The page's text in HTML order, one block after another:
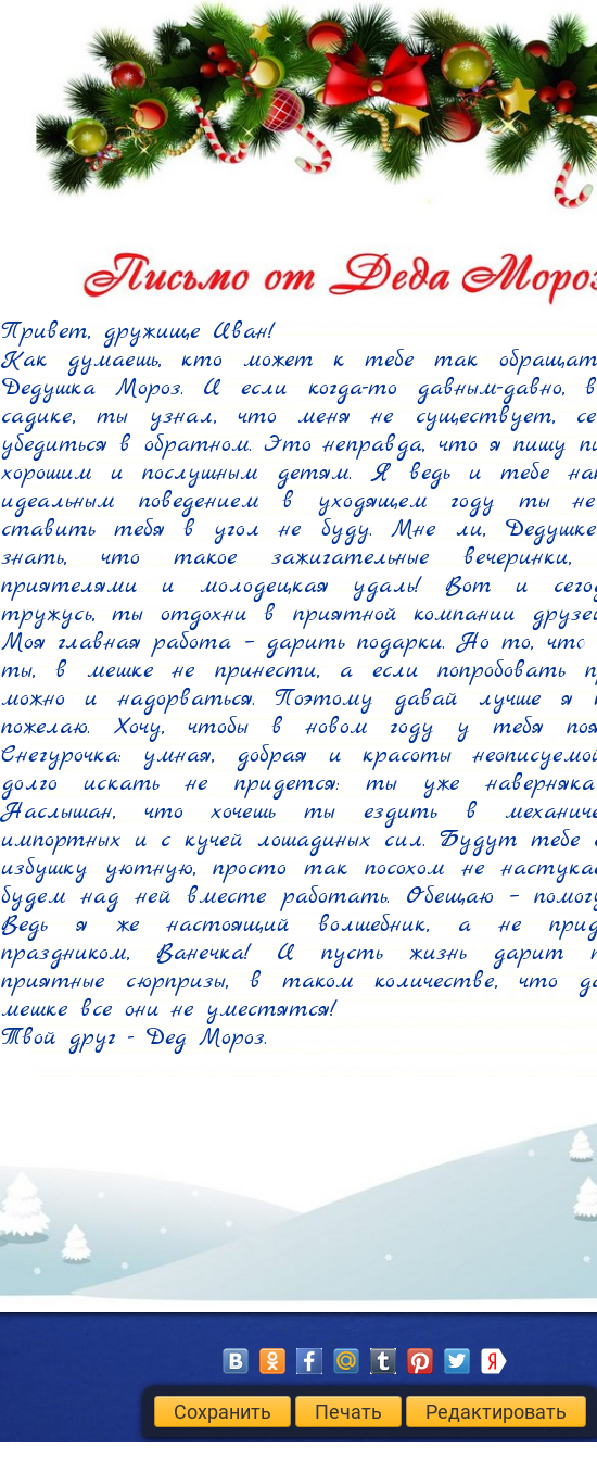
Привет, дружище Иван!
Как думаешь, кто может к тебе так
Дедушка Мороз. И если когда-то давным-давно,
садике, ты узнал, что меня не существует,
убедиться в обратном. Это неправда, что я пишу
хорошим и послушным детям. Я ведь и тебе
идеальным поведением в уходящем году ты не
ставить тебя в угол не буду. Мне ли,
знать, что такое зажигательные
приятелями и молодецкая удаль! Вот и
тружусь, ты отдохни в приятной компании
Моя главная работа – дарить подарки. Но то, что
ты, в мешке не принести, а если попробовать
можно и надорваться. Поэтому давай лучше я
пожелаю. Хочу, чтобы в новом году у тебя
Снегурочка: умная, добрая и красоты
долго искать не придется: ты уже
Наслышан, что хочешь ты ездить в
импортных и с кучей лошадиных сил. Будут
избушку уютную, просто так посохом не
будем над ней вместе работать. Обещаю –
Ведь я же настоящий волшебник, а не
праздником, Ванечка! И пусть жизнь дарит
приятные сюрпризы, в таком количестве, что
мешке все они не уместятся!
Твой друг - Дед Мороз.
Сохранить Печать Редактировать